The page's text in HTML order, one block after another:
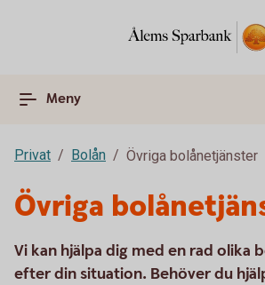
Meny
Privat Bolån Övriga bolånetjänster
Övriga
Vi kan hjälpa dig med en rad olika
efter din situation. Behöver du